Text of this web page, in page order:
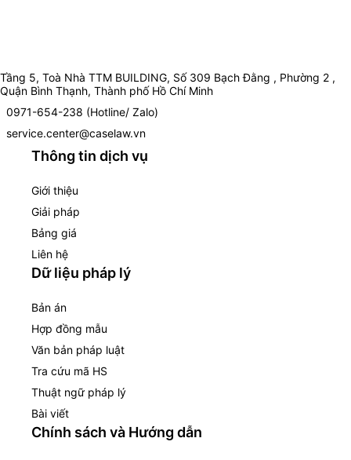
Tầng 5, Toà Nhà TTM BUILDING, Số 309 Bạch Đằng , Phường 2 ,
Quận Bình Thạnh, Thành phố Hồ Chí Minh
0971-654-238 (Hotline/ Zalo)
service.center@caselaw.vn
Thông tin dịch vụ
Giới thiệu
Giải pháp
Bảng giá
Liên hệ
Dữ liệu pháp lý
Bản án
Hợp đồng mẫu
Văn bản pháp luật
Tra cứu mã HS
Thuật ngữ pháp lý
Bài viết
Chính sách và Hướng dẫn